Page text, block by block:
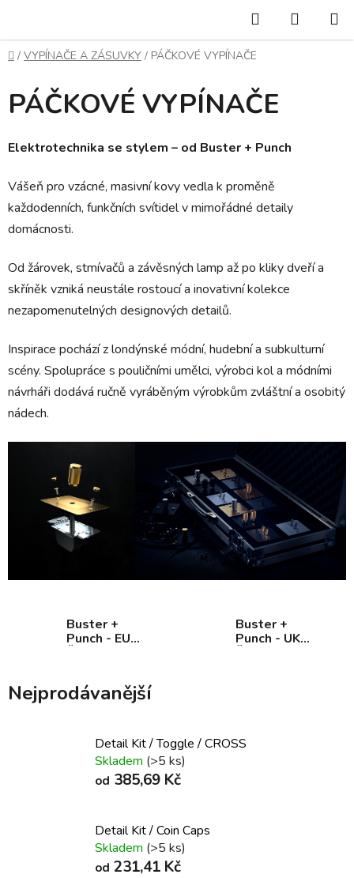
obsah
Hledat
KOŠÍK
Domů
/ VYPÍNAČE A ZÁSUVKY / PÁČKOVÉ VYPÍNAČE
PÁČKOVÉ VYPÍNAČE
Elektrotechnika se stylem – od Buster + Punch
Vášeň pro vzácné, masivní kovy vedla k proměně
každodenních, funkčních svítidel v mimořádné detaily
domácnosti.
Od žárovek, stmívačů a závěsných lamp až po kliky dveří a
skříněk vzniká neustále rostoucí a inovativní kolekce
nezapomenutelných designových detailů.
Inspirace pochází z londýnské módní, hudební a subkulturní
scény. Spolupráce s pouličními umělci, výrobci kol a módními
návrháři dodává ručně vyráběným výrobkům zvláštní a osobitý
nádech.
Buster +
Punch - EU
instalační
krabičky KU68
Buster +
Punch - UK
Nejprodávanější
Detail Kit / Toggle / CROSS
Skladem (>5 ks)
od 385,69 Kč
Detail Kit / Coin Caps
Skladem (>5 ks)
od 231,41 Kč